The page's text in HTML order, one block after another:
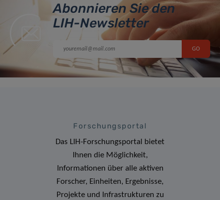
Abonnieren Sie den
LIH-Newsletter
Forschungsportal
Das LIH-Forschungsportal bietet
Ihnen die Möglichkeit,
Informationen über alle aktiven
Forscher, Einheiten, Ergebnisse,
Projekte und Infrastrukturen zu